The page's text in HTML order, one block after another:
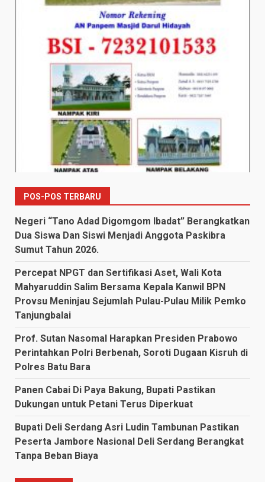
POS-POS TERBARU
Negeri “Tano Adad Digomgom Ibadat” Berangkatkan
Dua Siswa Dan Siswi Menjadi Anggota Paskibra
Sumut Tahun 2026.
Percepat NPGT dan Sertifikasi Aset, Wali Kota
Mahyaruddin Salim Bersama Kepala Kanwil BPN
Provsu Meninjau Sejumlah Pulau-Pulau Milik Pemko
Tanjungbalai
Prof. Sutan Nasomal Harapkan Presiden Prabowo
Perintahkan Polri Berbenah, Soroti Dugaan Kisruh di
Polres Batu Bara
Panen Cabai Di Paya Bakung, Bupati Pastikan
Dukungan untuk Petani Terus Diperkuat
Bupati Deli Serdang Asri Ludin Tambunan Pastikan
Peserta Jambore Nasional Deli Serdang Berangkat
Tanpa Beban Biaya